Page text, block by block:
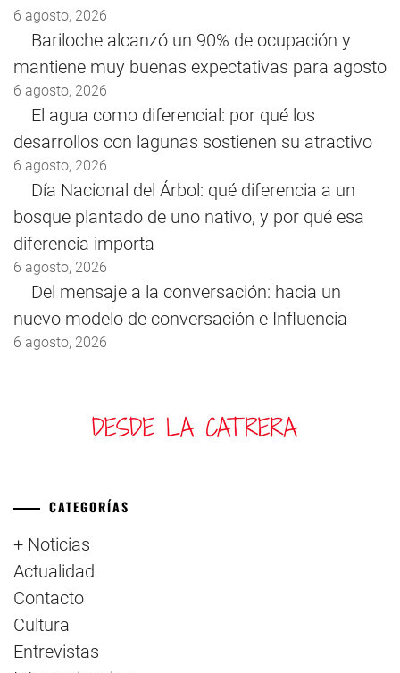
6 agosto, 2026
Bariloche alcanzó un 90% de ocupación y
mantiene muy buenas expectativas para agosto
6 agosto, 2026
El agua como diferencial: por qué los
desarrollos con lagunas sostienen su atractivo
6 agosto, 2026
Día Nacional del Árbol: qué diferencia a un
bosque plantado de uno nativo, y por qué esa
diferencia importa
6 agosto, 2026
Del mensaje a la conversación: hacia un
nuevo modelo de conversación e Influencia
6 agosto, 2026
CATEGORÍAS
+ Noticias
Actualidad
Contacto
Cultura
Entrevistas